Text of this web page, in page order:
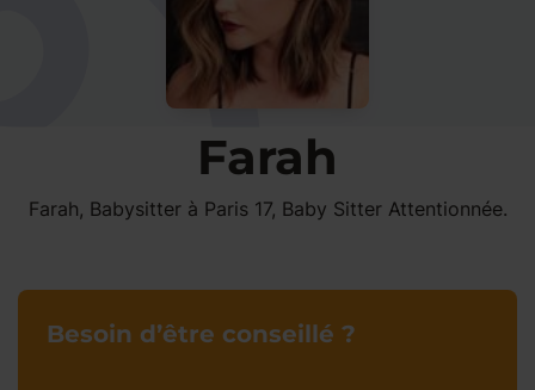
Farah
Farah, Babysitter à Paris 17, Baby Sitter Attentionnée.
Besoin d’être conseillé ?